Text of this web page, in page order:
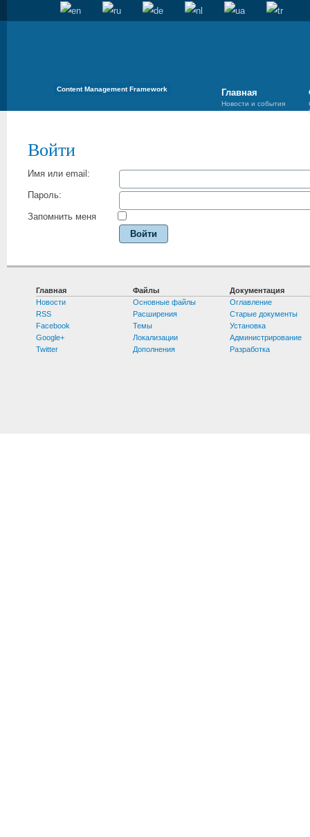
Content Management Framework Главная
Новости и события
Войти
Имя или email:
Пароль:
Запомнить меня
Войти
Главная
Новости
RSS
Facebook
Google+
Twitter
Файлы
Основные файлы
Расширения
Темы
Локализации
Дополнения
Документация
Оглавление
Старые документы
Установка
Администрирование
Разработка